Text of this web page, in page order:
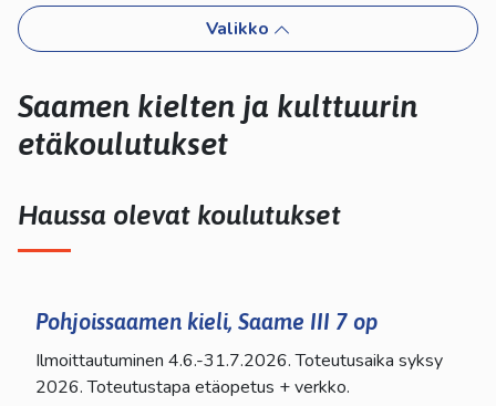
ja
pyyhkäisyliikkeitä.
Valikko
Saamen kielten ja kulttuurin
etäkoulutukset
Haussa olevat koulutukset
Pohjoissaamen kieli, Saame III 7 op
Ilmoittautuminen 4.6.-31.7.2026. Toteutusaika syksy
2026. Toteutustapa etäopetus + verkko.